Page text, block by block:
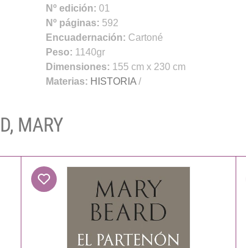
Nº edición: 01
Nº páginas: 592
Encuadernación: Cartoné
Peso: 1140gr
Dimensiones: 155 cm x 230 cm
Materias: HISTORIA/
MARY